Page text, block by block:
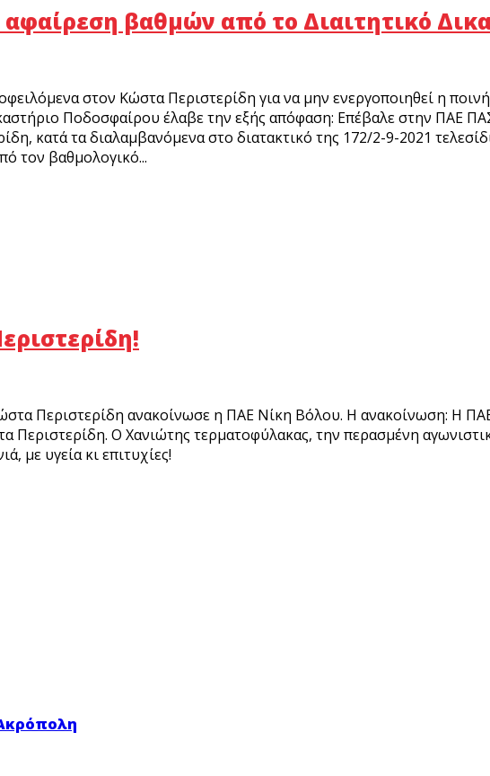
βαθμών από το Διαιτητικό
στον Κώστα Περιστερίδη για να μην ενεργοποιηθεί η
Ποδοσφαίρου έλαβε την εξής απόφαση: Επέβαλε στην ΠΑΕ
κατά τα διαλαμβανόμενα στο διατακτικό της 172/2-9-2021
τον βαθμολογικό...
Περιστερίδη ανακοίνωσε η ΠΑΕ Νίκη Βόλου. H ανακοίνωση: Η
Περιστερίδη. Ο Χανιώτης τερματοφύλακας, την περασμένη
με υγεία κι επιτυχίες!